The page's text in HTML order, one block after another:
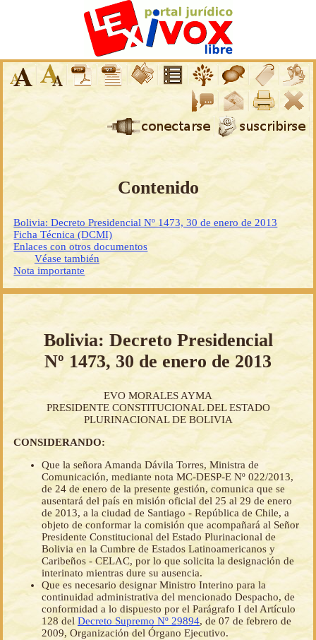
Contenido
Bolivia: Decreto Presidencial Nº 1473, 30 de enero de 2013
Ficha Técnica (DCMI)
Enlaces con otros documentos
Véase también
Nota importante
Bolivia: Decreto Presidencial
Nº 1473, 30 de enero de 2013
EVO MORALES AYMA
PRESIDENTE CONSTITUCIONAL DEL ESTADO
PLURINACIONAL DE BOLIVIA
CONSIDERANDO:
Que la señora Amanda Dávila Torres, Ministra de
Comunicación, mediante nota MC-DESP-E Nº 022/2013,
de 24 de enero de la presente gestión, comunica que se
ausentará del país en misión oficial del 25 al 29 de enero
de 2013, a la ciudad de Santiago - República de Chile, a
objeto de conformar la comisión que acompañará al Señor
Presidente Constitucional del Estado Plurinacional de
Bolivia en la Cumbre de Estados Latinoamericanos y
Caribeños - CELAC, por lo que solicita la designación de
interinato mientras dure su ausencia.
Que es necesario designar Ministro Interino para la
continuidad administrativa del mencionado Despacho, de
conformidad a lo dispuesto por el Parágrafo I del Artículo
128 del Decreto Supremo Nº 29894, de 07 de febrero de
2009, Organización del Órgano Ejecutivo.